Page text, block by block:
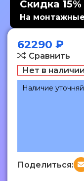
Скидка 15%
На
62290 ₽
Сравнить
Нет в наличии
Наличие
Поделиться: